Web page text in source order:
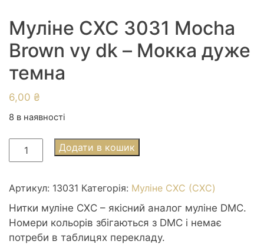
Муліне СХС 3031 Mocha
Brown vy dk – Мокка дуже
темна
6,00 ₴
8 в наявності
Муліне
СХС
Mocha
Brown
vy
dk
-
Додати в кошик
Артикул: 13031 Категорія: Муліне СХС (CXC)
Нитки муліне СХС – якісний аналог муліне DMC.
Номери кольорів збігаються з DMC і немає
потреби в таблицях перекладу.